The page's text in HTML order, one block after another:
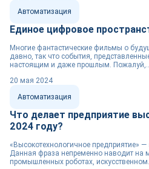
Автоматизация
Единое цифровое
Многие фантастические фильмы о
давно, так что события,
настоящим и даже прошлым. Пожалуй,...
Автоматизация
20 мая 2024
Что делает предприятие
2024 году?
«Высокотехнологичное предприятие» —
Данная фраза непременно наводит на
промышленных роботах, искусственном...